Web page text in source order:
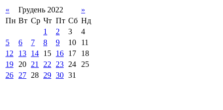
« Грудень 2022
»
Пн Вт Ср Чт Пт Сб Нд
1
2 3
4
5
6 7 8 9 10
11
12
13 14 15 16 17
18
19
20 21 22 23 24
25
26
27 28 29 30 31